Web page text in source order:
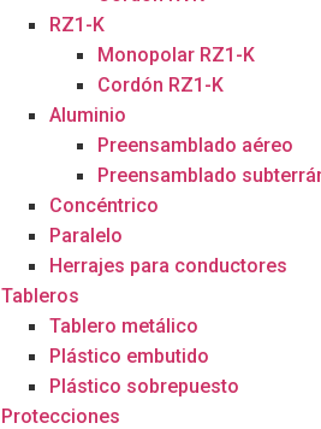
RZ1-K
Monopolar RZ1-K
Cordón RZ1-K
Aluminio
Preensamblado aéreo
Preensamblado
Concéntrico
Paralelo
Herrajes para conductores
Tableros
Tablero metálico
Plástico embutido
Plástico sobrepuesto
Protecciones